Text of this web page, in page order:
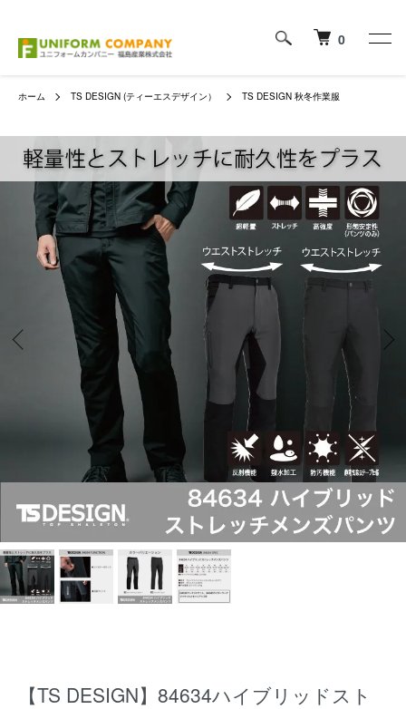
0
ホーム TS DESIGN (ティーエスデザイン） TS DESIGN 秋冬作業服
【TS DESIGN】84634ハイブリッドスト